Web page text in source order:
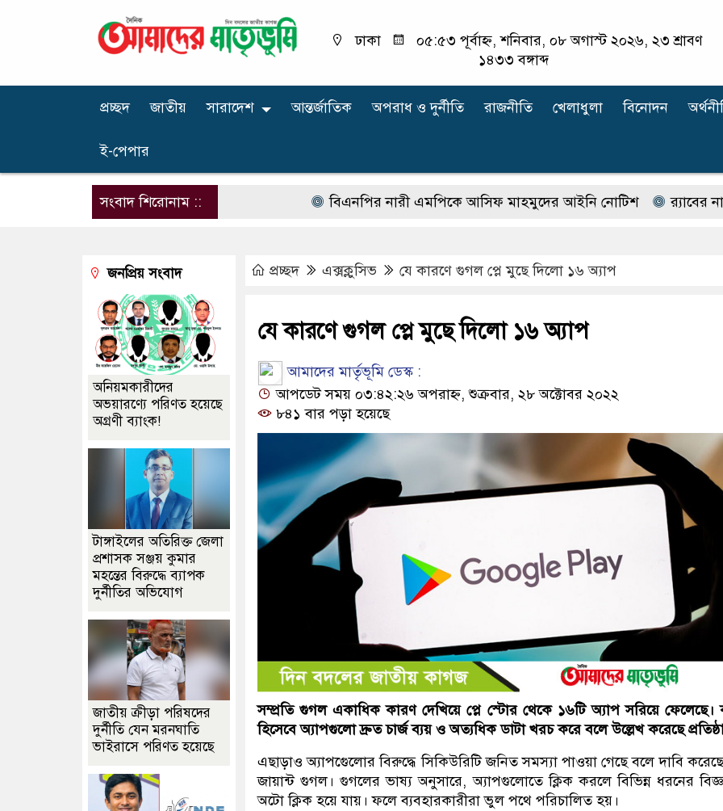
ঢাকা
০৫:৫৩ পূর্বাহ্ন, শনিবার, ০৮ অগাস্ট ২০২৬, ২৩ শ্রাবণ
১৪৩৩ বঙ্গাব্দ
প্রচ্ছদ জাতীয় সারাদেশ আন্তর্জাতিক অপরাধ ‍ও দুর্নীতি রাজনীতি খেলাধুলা বিনোদন
ই-পেপার
সংবাদ শিরোনাম :: বিএনপির নারী এমপিকে আসিফ মাহমুদের আইনি নোটিশ র‍্যাবের নাম
প্রচ্ছদ এক্সক্লুসিভ যে কারণে গুগল প্লে মুছে দিলো ১৬ অ্যাপ
যে কারণে গুগল প্লে মুছে দিলো ১৬ অ্যাপ
আমাদের মার্তৃভূমি ডেস্ক :
আপডেট সময় ০৩:৪২:২৬ অপরাহ্ন, শুক্রবার, ২৮ অক্টোবর ২০২২
৮৪১ বার পড়া হয়েছে
সম্প্রতি গুগল একাধিক কারণ দেখিয়ে প্লে স্টোর থেকে ১৬টি অ্যাপ সরিয়ে ফেলেছে।
হিসেবে অ্যাপগুলো দ্রুত চার্জ ব্যয় ও অত্যধিক ডাটা খরচ করে বলে উল্লেখ করেছে
এছাড়াও অ্যাপগেুলোর বিরুদ্ধে সিকিউরিটি জনিত সমস্যা পাওয়া গেছে বলে দাবি
জায়ান্ট গুগল। গুগলের ভাষ্য অনুসারে, অ্যাপগুলোতে ক্লিক করলে বিভিন্ন ধরনের
অটো ক্লিক হয়ে যায়। ফলে ব্যবহারকারীরা ভুল পথে পরিচালিত হয়।
জনপ্রিয় সংবাদ
অনিয়মকারীদের
অভয়ারণ্যে পরিণত হয়েছে
অগ্রণী ব্যাংক!
টাঙ্গাইলের অতিরিক্ত জেলা
প্রশাসক সঞ্জয় কুমার
মহন্তের বিরুদ্ধে ব্যাপক
দুর্নীতির অভিযোগ
জাতীয় ক্রীড়া পরিষদের
দুর্নীতি যেন মরনঘাতি
ভাইরাসে পরিণত হয়েছে